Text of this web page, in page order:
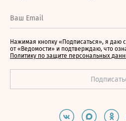
Нажимая кнопку «Подписаться», я даю
от «Ведомости» и подтверждаю, что
Политику по защите персональных